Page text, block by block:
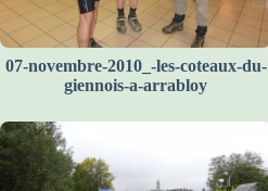
07-novembre-2010_-les-coteaux-du-
giennois-a-arrabloy